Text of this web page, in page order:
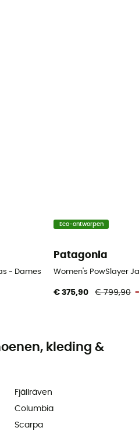
- Dames
Eco-ontworpen
Patagonia
Women's PowSlayer
€ 375,90 € 799,90
kleding &
Fjällräven
Columbia
Scarpa